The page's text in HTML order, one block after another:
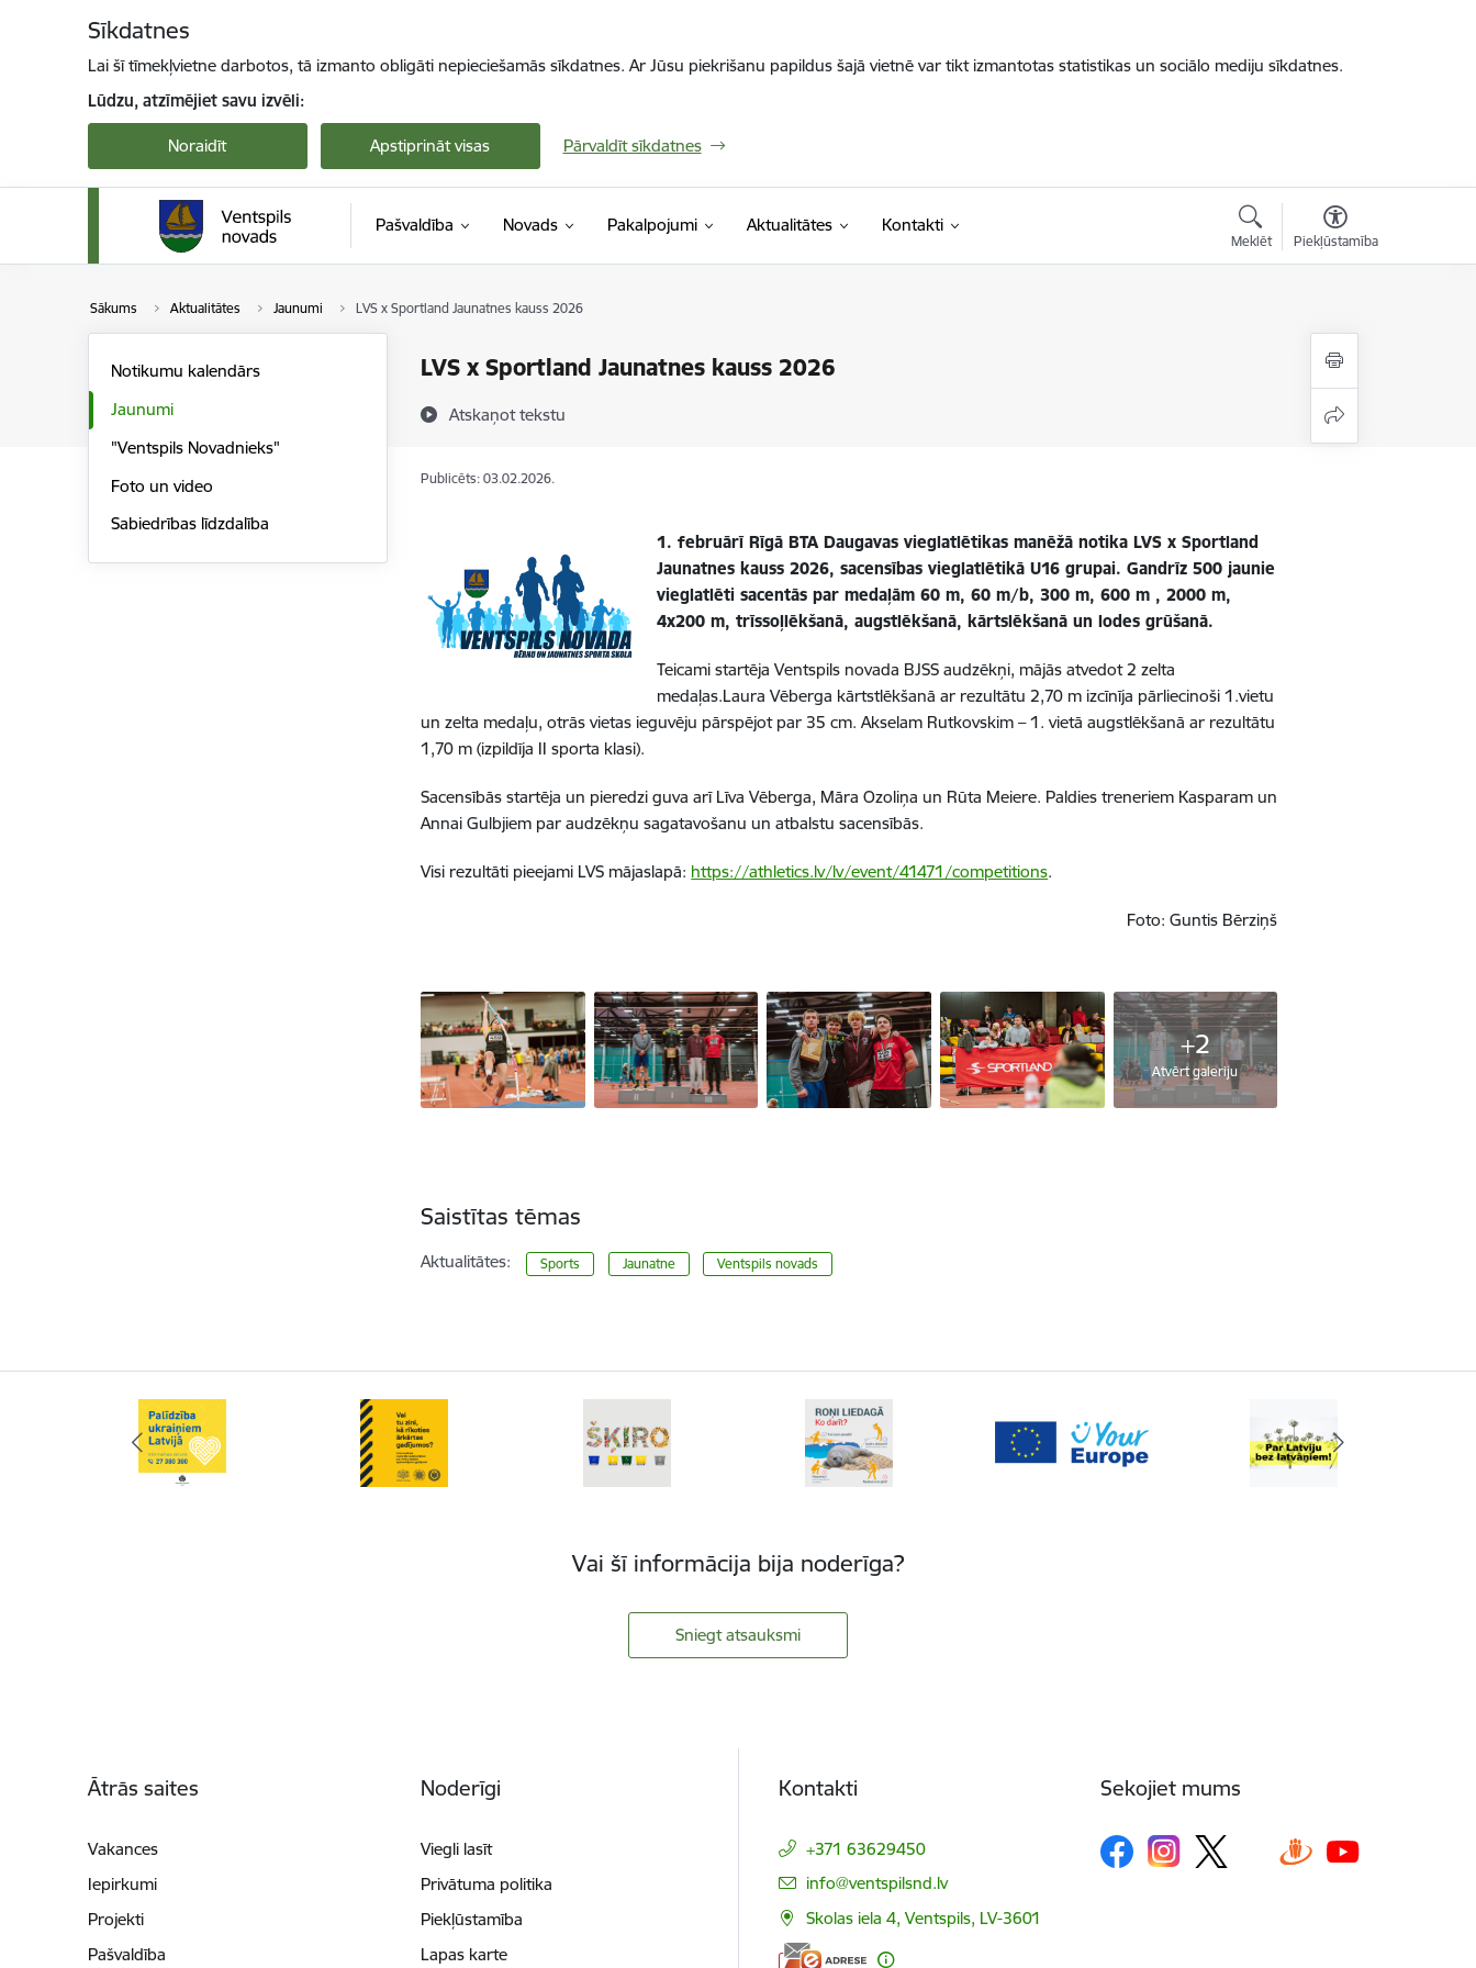
Sīkdatnes
Lai šī tīmekļvietne darbotos, tā izmanto obligāti nepieciešamās sīkdatnes. Ar Jūsu piekrišanu papildus šajā vietnē var tikt izmantotas statistikas un sociālo mediju sīkdatnes.
Lūdzu, atzīmējiet savu izvēli:
Noraidīt Apstiprināt visas Pārvaldīt sīkdatnes
Pašvaldība Novads Pakalpojumi Aktualitātes Kontakti
Meklēt Piekļūstamība
Sākums Aktualitātes Jaunumi LVS x Sportland Jaunatnes kauss 2026
LVS x Sportland Jaunatnes kauss 2026
Atskaņot tekstu
Notikumu kalendārs
Jaunumi
"Ventspils Novadnieks"
Foto un video
Sabiedrības līdzdalība
Publicēts: 03.02.2026.
1. februārī Rīgā BTA Daugavas vieglatlētikas manēžā notika LVS x Sportland
Jaunatnes kauss 2026, sacensības vieglatlētikā U16 grupai. Gandrīz 500 jaunie
vieglatlēti sacentās par medaļām 60 m, 60 m/b, 300 m, 600 m , 2000 m,
4x200 m, trīssoļlēkšanā, augstlēkšanā, kārtslēkšanā un lodes grūšanā.
Teicami startēja Ventspils novada BJSS audzēkņi, mājās atvedot 2 zelta
medaļas.Laura Vēberga kārtstlēkšanā ar rezultātu 2,70 m izcīnīja pārliecinoši 1.vietu
un zelta medaļu, otrās vietas ieguvēju pārspējot par 35 cm. Akselam Rutkovskim – 1. vietā augstlēkšanā ar rezultātu
1,70 m (izpildīja II sporta klasi).
Sacensībās startēja un pieredzi guva arī Līva Vēberga, Māra Ozoliņa un Rūta Meiere. Paldies treneriem Kasparam un
Annai Gulbjiem par audzēkņu sagatavošanu un atbalstu sacensībās.
Visi rezultāti pieejami LVS mājaslapā: https://athletics.lv/lv/event/41471/competitions.
Foto: Guntis Bērziņš
+2
Atvērt galeriju
Saistītas tēmas
Aktualitātes: Sports Jaunatne Ventspils novads
Vai šī informācija bija noderīga?
Sniegt atsauksmi
Ātrās saites
Vakances
Iepirkumi
Projekti
Pašvaldība
Noderīgi
Viegli lasīt
Privātuma politika
Piekļūstamība
Lapas karte
Kontakti
+371 63629450
E-pasts:
info@ventspilsnd.lv
Skolas iela 4, Ventspils, LV-3601
Sekojiet mums